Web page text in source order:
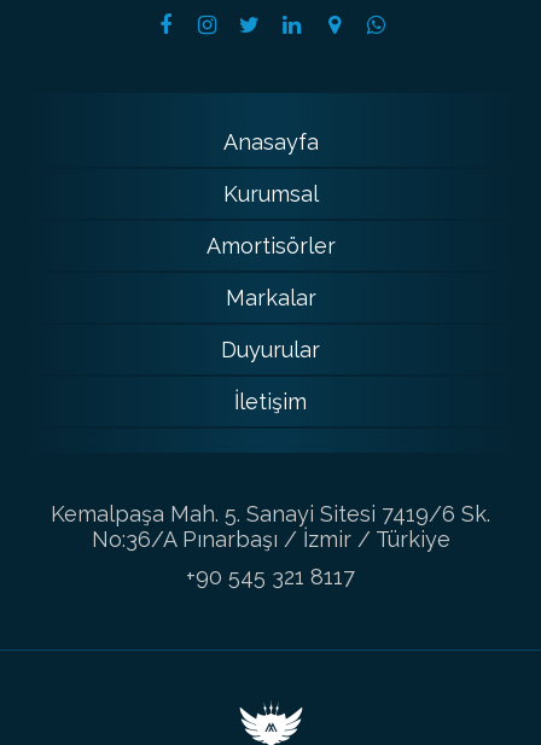
Anasayfa
Kurumsal
Amortisörler
Markalar
Duyurular
İletişim
Kemalpaşa Mah. 5. Sanayi Sitesi 7419/6 Sk.
No:36/A Pınarbaşı / İzmir / Türkiye
+90 545 321 8117